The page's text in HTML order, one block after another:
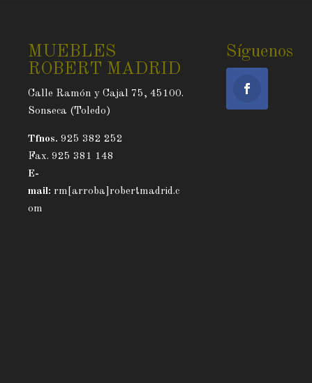
MUEBLES
ROBERT MADRID
Calle Ramón y Cajal 75, 45100.
Sonseca (Toledo)
Tfnos. 925 382 252
Fax. 925 381 148
E-
mail: rm[arroba]robertmadrid.c
om
Síguenos